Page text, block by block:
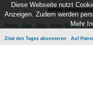
Home App Quiz Neue Sprüche
Zitat des Tages abonnieren Auf
Diese Webseite nutzt
Anzeigen. Zudem werden
Mehr